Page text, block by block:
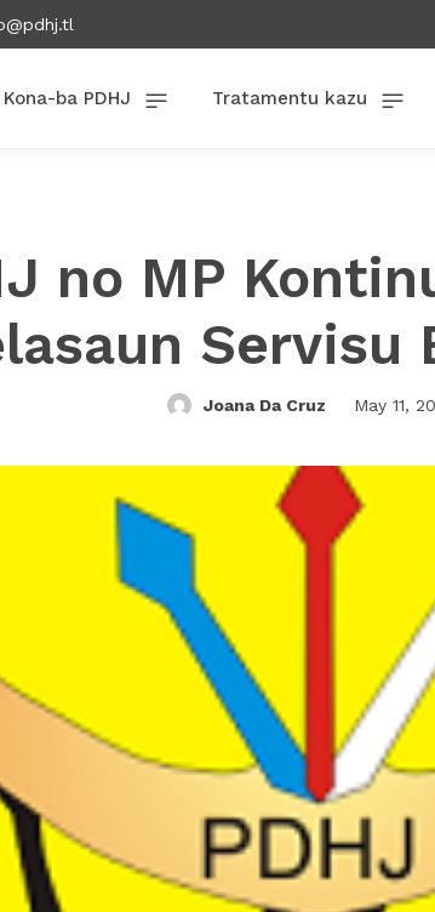
Kona-ba PDHJ Tratamentu kazu
no MP
Servisu
Joana Da Cruz May 11,